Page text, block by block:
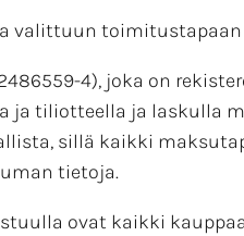
valittuun
4), joka on
tiliotteella ja laskulla
sillä kaikki
tietoja.
ovat kaikki